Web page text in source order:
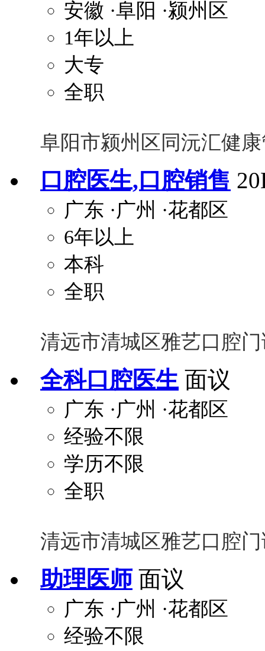
安徽 ·阜阳 ·颍州区
1年以上
大专
全职
阜阳市颍州区同沅汇健
口腔医生,口腔销售
广东 ·广州 ·花都区
6年以上
本科
全职
清远市清城区雅艺口腔
全科口腔医生 面议
广东 ·广州 ·花都区
经验不限
学历不限
全职
清远市清城区雅艺口腔
助理医师 面议
广东 ·广州 ·花都区
经验不限